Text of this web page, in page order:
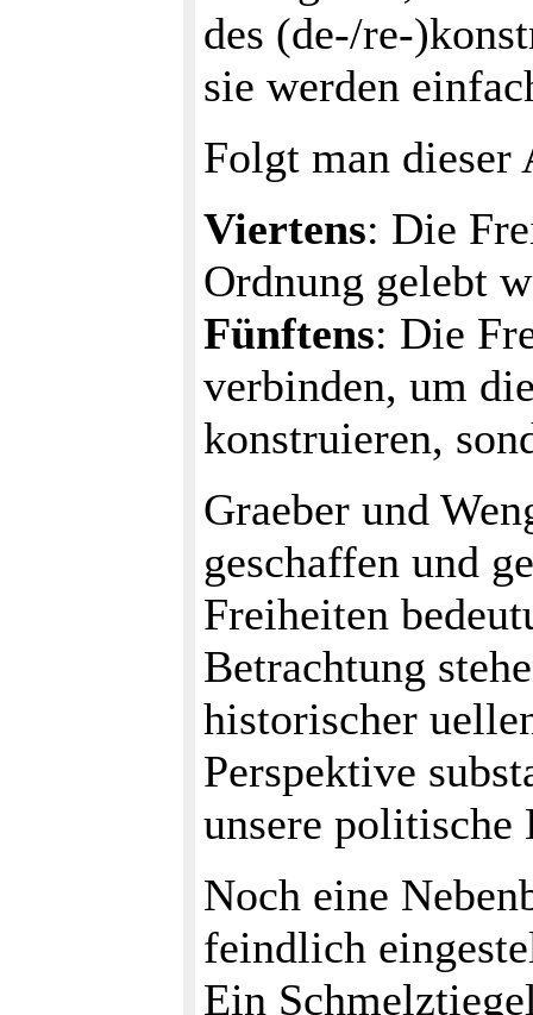
des (de-/re-
sie werden
Folgt man dieser
Viertens: Die
Ordnung gelebt
Fünftens: Die
verbinden, um
konstruieren,
Graeber und
geschaffen und
Freiheiten
Betrachtung
historischer
Perspektive
unsere
Noch eine
feindlich
Ein